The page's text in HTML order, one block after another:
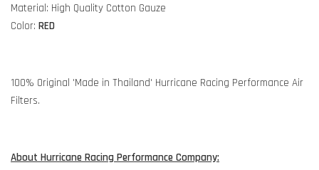
Material: High Quality Cotton Gauze
Color: RED
100% Original 'Made in Thailand' Hurricane Racing Performance Air
Filters.
About Hurricane Racing Performance Company: